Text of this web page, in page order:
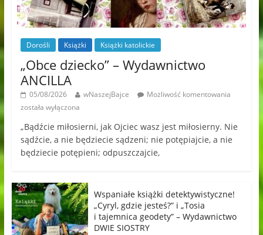
Dorośli Książki Książki katolickie
„Obce dziecko” – Wydawnictwo
ANCILLA
05/08/2026 wNaszejBajce
Możliwość komentowania
została wyłączona
„Bądźcie miłosierni, jak Ojciec wasz jest miłosierny. Nie
sądźcie, a nie będziecie sądzeni; nie potępiajcie, a nie
będziecie potępieni; odpuszczajcie,
Wspaniałe książki detektywistyczne!
„Cyryl, gdzie jesteś?” i „Tosia
i tajemnica geodety” – Wydawnictwo
DWIE SIOSTRY